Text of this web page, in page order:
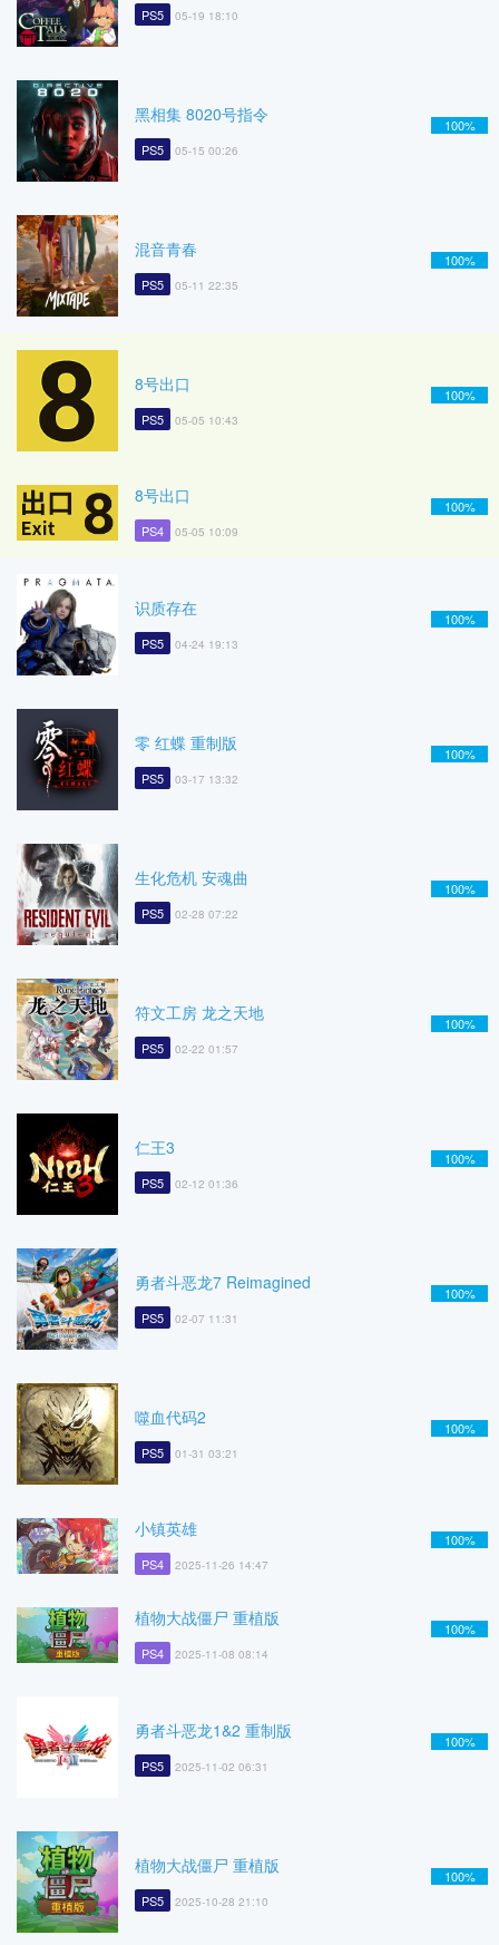
PS5 05-19 18:10
黑相集 8020号指令
PS5 05-15 00:26
100%
混音青春
PS5 05-11 22:35
100%
8号出口
PS5 05-05 10:43
100%
8号出口
PS4 05-05 10:09
100%
识质存在
PS5 04-24 19:13
100%
零 红蝶 重制版
PS5 03-17 13:32
100%
生化危机 安魂曲
PS5 02-28 07:22
100%
符文工房 龙之天地
PS5 02-22 01:57
100%
仁王3
PS5 02-12 01:36
100%
勇者斗恶龙7 Reimagined
PS5 02-07 11:31
100%
噬血代码2
PS5 01-31 03:21
100%
小镇英雄
PS4 2025-11-26 14:47
100%
植物大战僵尸 重植版
PS4 2025-11-08 08:14
100%
勇者斗恶龙1&2 重制版
PS5 2025-11-02 06:31
100%
植物大战僵尸 重植版
PS5 2025-10-28 21:10
100%